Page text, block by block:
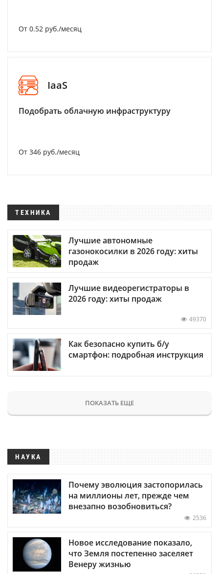
От 0.52 руб./месяц
IaaS
Подобрать облачную инфраструктуру
От 346 руб./месяц
ТЕХНИКА
Лучшие автономные
газонокосилки в 2026 году: хиты
продаж
Лучшие видеорегистраторы в
2026 году: хиты продаж
49370
Как безопасно купить б/у
смартфон: подробная инструкция
ПОКАЗАТЬ ЕЩЕ
НАУКА
Почему эволюция застопорилась
на миллионы лет, прежде чем
внезапно возобновиться?
2536
Новое исследование показало,
что Земля постепенно заселяет
Венеру жизнью